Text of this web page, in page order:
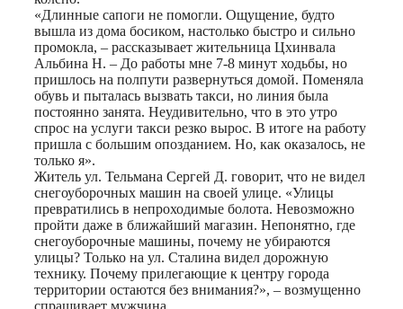
«Длинные сапоги не помогли. Ощущение, будто
вышла из дома босиком, настолько быстро и сильно
промокла, – рассказывает жительница Цхинвала
Альбина Н. – До работы мне 7-8 минут ходьбы, но
пришлось на полпути развернуться домой. Поменяла
обувь и пыталась вызвать такси, но линия была
постоянно занята. Неудивительно, что в это утро
спрос на услуги такси резко вырос. В итоге на работу
пришла с большим опозданием. Но, как оказалось, не
только я».
Житель ул. Тельмана Сергей Д. говорит, что не видел
снегоуборочных машин на своей улице. «Улицы
превратились в непроходимые болота. Невозможно
пройти даже в ближайший магазин. Непонятно, где
снегоуборочные машины, почему не убираются
улицы? Только на ул. Сталина видел дорожную
технику. Почему прилегающие к центру города
территории остаются без внимания?», – возмущенно
спрашивает мужчина.